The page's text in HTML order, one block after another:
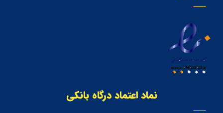
نماد اعتماد درگاه بانکی